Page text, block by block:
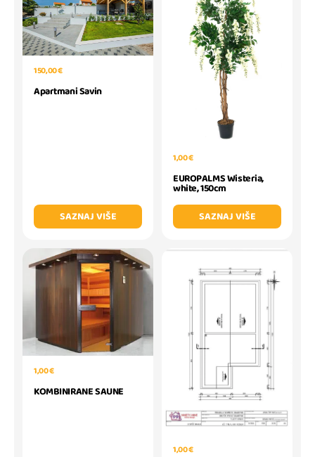
150,00 €
Apartmani Savin
SAZNAJ VIŠE
1,00 €
EUROPALMS Wisteria,
white, 150cm
SAZNAJ VIŠE
1,00 €
KOMBINIRANE SAUNE
1,00 €